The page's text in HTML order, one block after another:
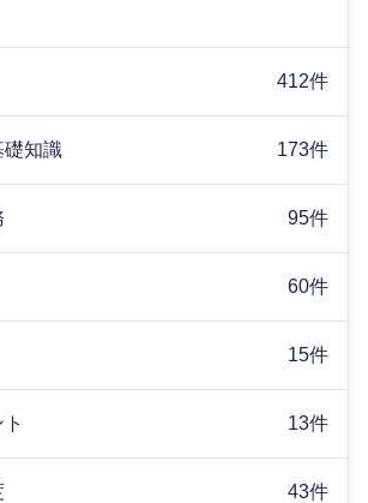
412件
礎知識 173件
95件
60件
15件
13件
43件